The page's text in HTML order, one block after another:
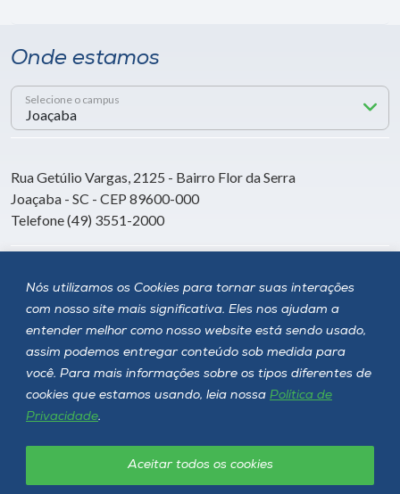
Nós utilizamos os Cookies para tornar suas interações
com nosso site mais significativa. Eles nos ajudam a
entender melhor como nosso website está sendo usado,
assim podemos entregar conteúdo sob medida para
você. Para mais informações sobre os tipos diferentes de
cookies que estamos usando, leia nossa Política de
Privacidade.
Aceitar todos os cookies
Onde estamos
Selecione o campus
Rua Getúlio Vargas, 2125 - Bairro Flor da Serra
Joaçaba - SC - CEP 89600-000
Telefone (49) 3551-2000
Siga a Unoesc
Política de privacidade LGPD